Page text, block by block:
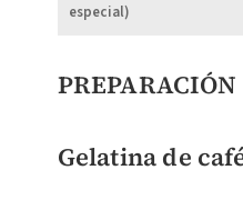
especial)
PREPARACIÓN ​
Gelatina de